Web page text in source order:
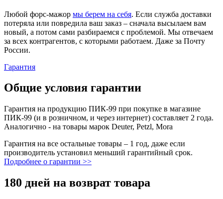
Любой форс-мажор мы берем на себя. Если служба доставки
потеряла или повредила ваш заказ – сначала высылаем вам
новый, а потом сами разбираемся с проблемой. Мы отвечаем
за всех контрагентов, с которыми работаем. Даже за Почту
России.
Гарантия
Общие условия гарантии
Гарантия на продукцию ПИК-99 при покупке в магазине
ПИК-99 (и в розничном, и через интернет) составляет 2 года.
Аналогично - на товары марок Deuter, Petzl, Mora
Гарантия на все остальные товары – 1 год, даже если
производитель установил меньший гарантийный срок.
Подробнее о гарантии >>
180 дней на возврат товара